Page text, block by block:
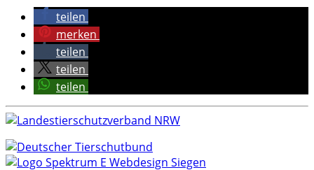
teilen
merken
teilen
teilen
teilen